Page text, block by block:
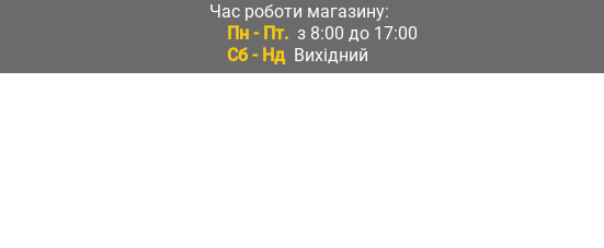
Час роботи магазину:
Пн - Пт. з 8:00 до 17:00
Сб - Нд Вихідний